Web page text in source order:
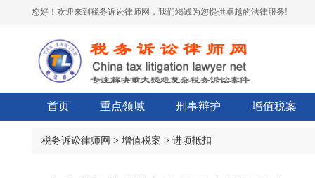
您好！欢迎来到税务诉讼律师网，我们竭诚为您提供卓越的法律服务!
首页 重点领域 刑事辩护 增值税案
税务诉讼律师网 > 增值税案 > 进项抵扣